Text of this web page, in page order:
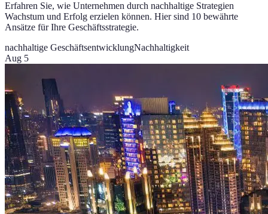
Erfahren Sie, wie Unternehmen durch nachhaltige Strategien
Wachstum und Erfolg erzielen können. Hier sind 10 bewährte
Ansätze für Ihre Geschäftsstrategie.
nachhaltige GeschäftsentwicklungNachhaltigkeit
Aug 5